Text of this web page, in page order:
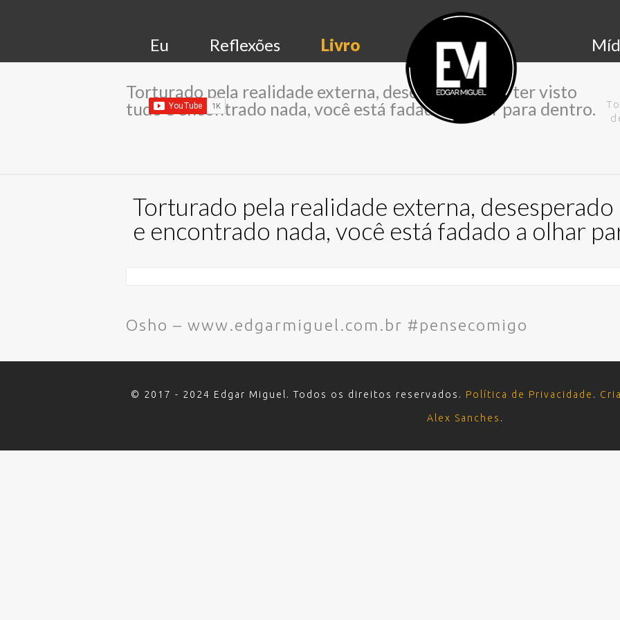
Eu Reflexões Livro
Torturado pela realidade externa, desesperado por ter visto
tudo e encontrado nada, você está fadado a olhar para dentro.
Torturado pela realidade externa,
e encontrado nada, você está fadado a olhar
Osho – www.edgarmiguel.com.br #pensecomigo
© 2017 - 2024 Edgar Miguel. Todos os direitos reservados. Política de Privacidade .
Alex Sanches .